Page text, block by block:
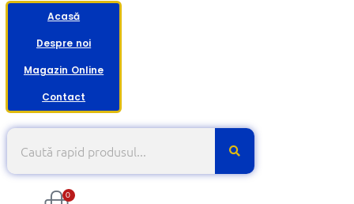
Acasă
Despre noi
Magazin Online
Contact
0